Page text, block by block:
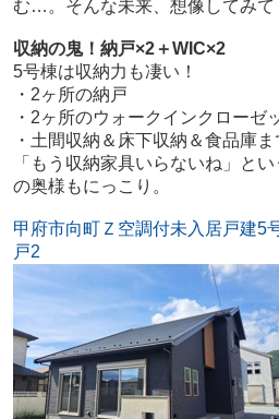
む…。そんな未来、想像してみて
収納の鬼！納戸×2＋WIC×2
5号棟は収納力も凄い！
・2ヶ所の納戸
・2ヶ所のウォークインクローゼ
・土間収納＆床下収納＆食品庫ま
「もう収納家具いらないね」と
の奥様もにっこり。
甲府市向町Ｚ空調付未入居戸建5
戸2